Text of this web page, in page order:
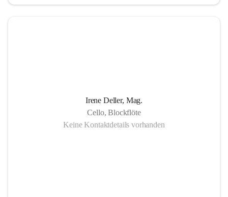
sich in der Fächervielfalt im künstlerischen Einzelunterricht
bis hin zu zahlreichen Ensembles. Damit ist gewährleistet,
dass jeder Musikschüler die Möglichkeit hat, sein erlerntes
Irene Deller, Mag.
Cello, Blockflöte
Keine Kontaktdetails vorhanden